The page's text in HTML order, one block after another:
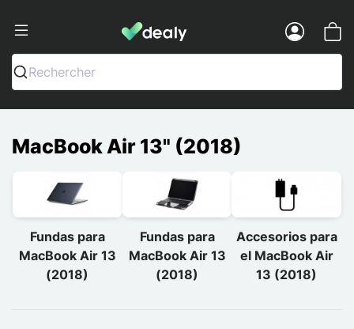
Dealy - Fundas y accesorios para
Rechercher
MacBook Air 13" (2018)
Fundas para
MacBook Air 13
(2018)
Fundas para
MacBook Air 13
(2018)
Accesorios para
el MacBook Air
13 (2018)